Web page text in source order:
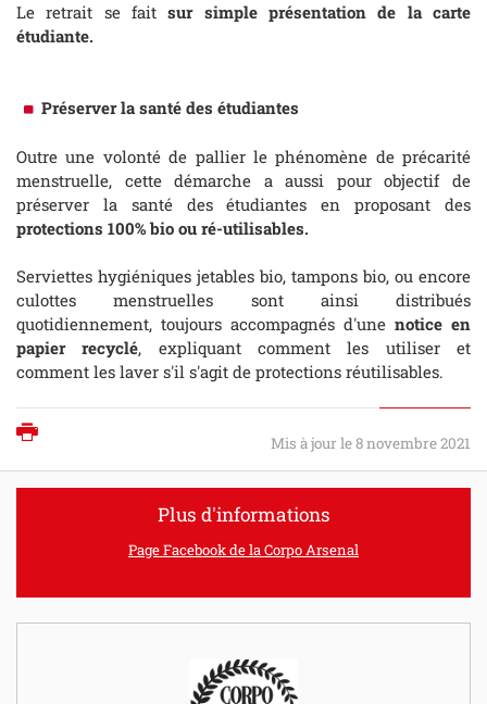
Le retrait se fait sur simple présentation de la carte
étudiante.
Préserver la santé des étudiantes
Outre une volonté de pallier le phénomène de précarité
menstruelle, cette démarche a aussi pour objectif de
préserver la santé des étudiantes en proposant des
protections 100% bio ou ré-utilisables.
Serviettes hygiéniques jetables bio, tampons bio, ou encore
culottes menstruelles sont ainsi distribués
quotidiennement, toujours accompagnés d'une notice en
papier recyclé, expliquant comment les utiliser et
comment les laver s'il s'agit de protections réutilisables.
Mis à jour le 8 novembre 2021
Plus d'informations
Page Facebook de la Corpo Arsenal